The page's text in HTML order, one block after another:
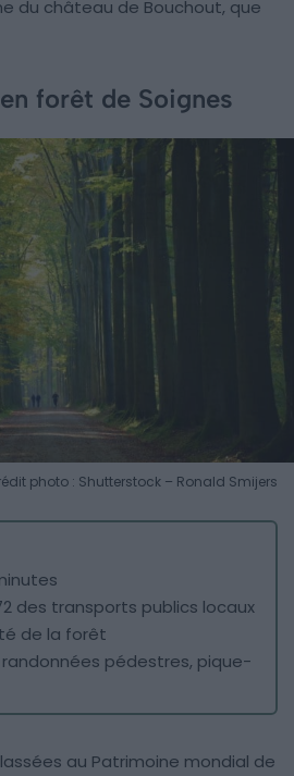
du château de Bouchout, que
forêt de Soignes
photo : Shutterstock – Ronald Smijers
des transports publics locaux
de la forêt
randonnées pédestres, pique-
au Patrimoine mondial de